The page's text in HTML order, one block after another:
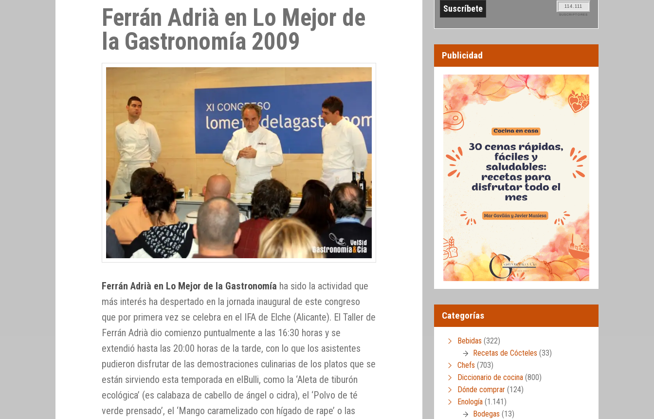
Ferrán Adrià en Lo Mejor de
la Gastronomía 2009
Ferrán Adrià en Lo Mejor de la Gastronomía ha sido la actividad que
más interés ha despertado en la jornada inaugural de este congreso
que por primera vez se celebra en el IFA de Elche (Alicante). El Taller de
Ferrán Adrià dio comienzo puntualmente a las 16:30 horas y se
extendió hasta las 20:00 horas de la tarde, con lo que los asistentes
pudieron disfrutar de las demostraciones culinarias de los platos que se
están sirviendo esta temporada en elBulli, como la ‘Aleta de tiburón
ecológica’ (es calabaza de cabello de ángel o cidra), el ‘Polvo de té
verde prensado’, el ‘Mango caramelizado con hígado de rape’ o las
114.111
SUSCRIPTORES
Publicidad
Categorías
Bebidas (322)
Recetas de Cócteles (33)
Chefs (703)
Diccionario de cocina (800)
Dónde comprar (124)
Enología (1.141)
Bodegas (13)